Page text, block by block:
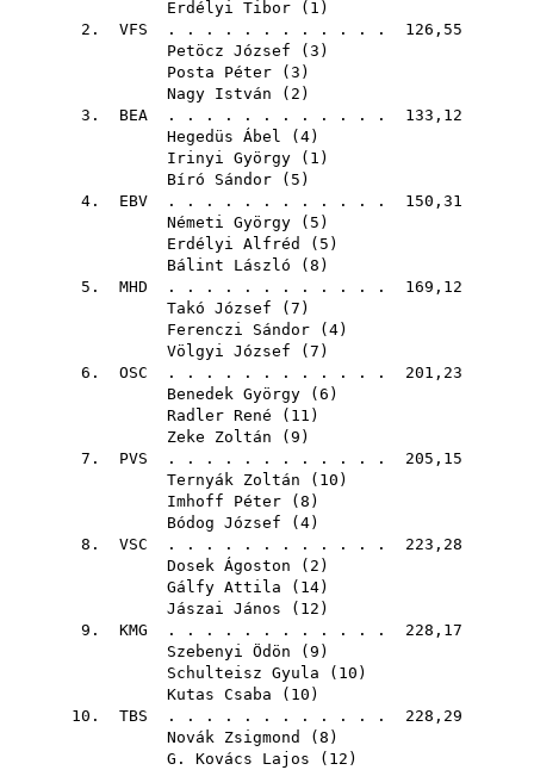
Erdélyi Tibor ( 1 )
2. VFS . . . . . . . . . . . . 126,55
Petöcz József ( 3 )
Posta Péter ( 3 )
Nagy István ( 2 )
3. BEA . . . . . . . . . . . . 133,12
Hegedüs Ábel ( 4)
Irinyi György ( 1 )
Bíró Sándor ( 5 )
4. EBV . . . . . . . . . . . . 150,31
Németi György ( 5 )
Erdélyi Alfréd
( 5 )
Bálint László ( 8 )
5. MHD . . . . . . . . . . . . 169,12
Takó József ( 7 )
Ferenczi Sándor ( 4)
Völgyi József ( 7 )
6. OSC . . . . . . . . . . . . 201,23
Benedek György ( 6 )
Radler René ( 11 )
Zeke Zoltán ( 9 )
7. PVS . . . . . . . . . . . . 205,15
Ternyák Zoltán ( 10 )
Imhoff Péter ( 8 )
Bódog József ( 4)
8. VSC . . . . . . . . . . . . 223,28
Dosek Ágoston ( 2 )
Gálfy Attila ( 14)
Jászai János ( 12 )
9. KMG . . . . . . . . . . . . 228,17
Szebenyi Ödön ( 9 )
Schulteisz Gyula ( 10 )
Kutas Csaba ( 10 )
10. TBS . . . . . . . . . . . . 228,29
Novák Zsigmond
( 8 )
G. Kovács Lajos ( 12 )